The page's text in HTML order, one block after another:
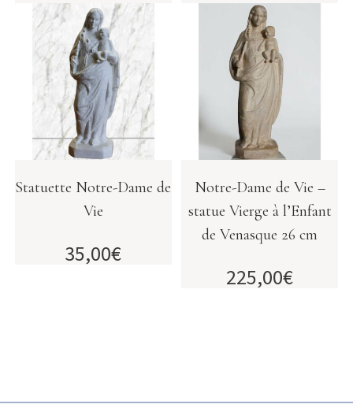
Statuette Notre-Dame de
Vie
35,00€
Notre-Dame de Vie –
statue Vierge à l’Enfant
de Venasque 26 cm
225,00€